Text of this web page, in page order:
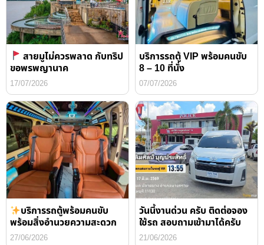
สายมูไม่ควรพลาด กับทริป
ขอพรพญานาค
17/07/2026
บริการรถตู้ VIP พร้อมคนขับ
8 – 10 ที่นั่ง
07/07/2026
บริการรถตู้พร้อมคนขับ
พร้อมสิ่งอำนวยความสะดวก
27/06/2026
วันนี้งานด่วน ครับ ติดต่อจอง
ใช้รถ สอบถามเข้ามาได้ครับ
21/06/2026